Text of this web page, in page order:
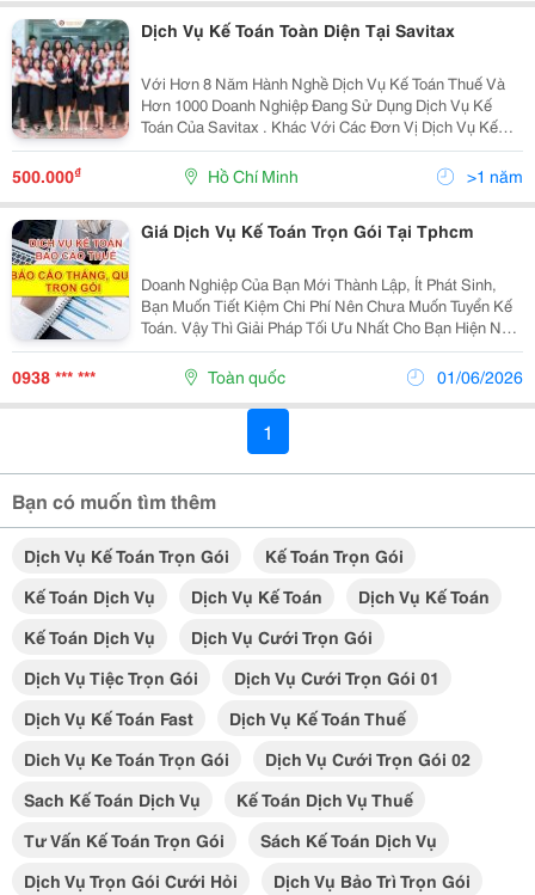
Dịch Vụ Kế Toán Toàn Diện Tại Savitax
Với Hơn 8 Năm Hành Nghề Dịch Vụ Kế Toán Thuế Và
Hơn 1000 Doanh Nghiệp Đang Sử Dụng Dịch Vụ Kế
Toán Của Savitax . Khác Với Các Đơn Vị Dịch Vụ Kế
Toán Trọn Gói Truyền Thống, Savitax Mang Đến Một Giải
Pháp Kế Toán Hiện Đại Và Hiệu Quả. Chúng Tôi Sử...
500.000₫ Hồ Chí Minh >1 năm
Giá Dịch Vụ Kế Toán Trọn Gói Tại Tphcm
Doanh Nghiệp Của Bạn Mới Thành Lập, Ít Phát Sinh,
Bạn Muốn Tiết Kiệm Chi Phí Nên Chưa Muốn Tuyển Kế
Toán. Vậy Thì Giải Pháp Tối Ưu Nhất Cho Bạn Hiện Nay
Đó Chính Là Sử Dụng Dịch Vụ Kế Toán Trọn Gói. Đại Lý
Thtax Với Hơn 10 Năm Kinh Nghiệm Cung Cấp...
0938 *** *** Toàn quốc 01/06/2026
1
Bạn có muốn tìm thêm
Dịch Vụ Kế Toán Trọn Gói
Kế Toán Trọn Gói
Kế Toán Dịch Vụ
Dịch Vụ Kế Toán
Dịch Vụ Kế Toán
Kế Toán Dịch Vụ
Dịch Vụ Cưới Trọn Gói
Dịch Vụ Tiệc Trọn Gói
Dịch Vụ Cưới Trọn Gói 01
Dịch Vụ Kế Toán Fast
Dịch Vụ Kế Toán Thuế
Dich Vụ Ke Toán Trọn Gói
Dịch Vụ Cưới Trọn Gói 02
Sach Kế Toán Dịch Vụ
Kế Toán Dịch Vụ Thuế
Tư Vấn Kế Toán Trọn Gói
Sách Kế Toán Dịch Vụ
Dịch Vụ Trọn Gói Cưới Hỏi
Dịch Vụ Bảo Trì Trọn Gói